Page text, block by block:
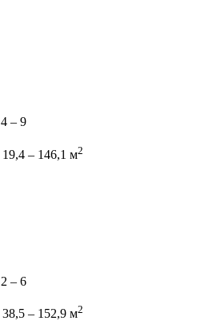
4 – 9
19,4 – 146,1 м2
2 – 6
38,5 – 152,9 м2